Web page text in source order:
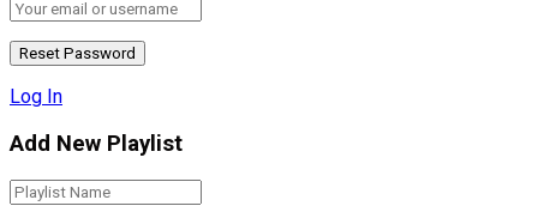
Log In
Add New Playlist